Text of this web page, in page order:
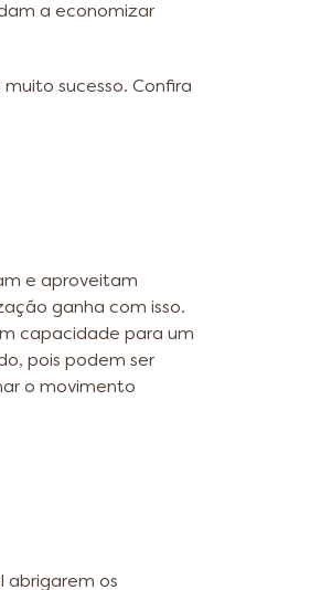
a economizar
sucesso. Confira
e aproveitam
ganha com isso.
capacidade para um
pois podem ser
o movimento
abrigarem os